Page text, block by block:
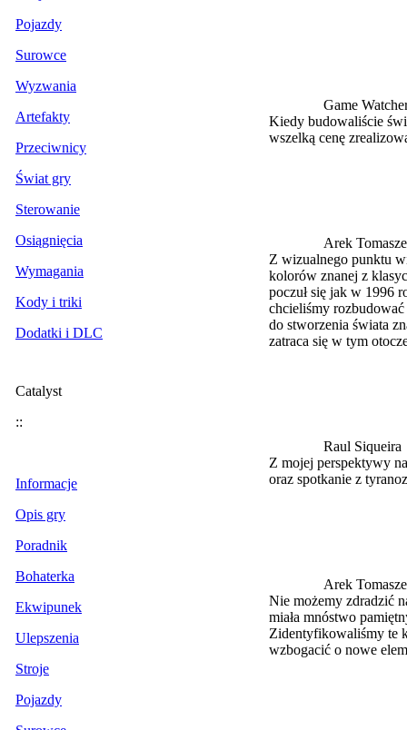
Pojazdy
Surowce
Wyzwania
Artefakty
Przeciwnicy
Świat gry
Sterowanie
Osiągnięcia
Wymagania
Kody i triki
Dodatki i DLC
Catalyst
::
Informacje
Opis gry
Poradnik
Bohaterka
Ekwipunek
Ulepszenia
Stroje
Pojazdy
Game
Kiedy budowaliście
wszelką cenę
Arek
Z wizualnego punktu
kolorów znanej z
poczuł się jak w 1996
chcieliśmy rozbudować
do stworzenia świata
zatraca się w tym
Raul Siqueira
Z mojej perspektywy
oraz spotkanie z
Arek
Nie możemy zdradzić
miała mnóstwo
Zidentyfikowaliśmy te
wzbogacić o nowe